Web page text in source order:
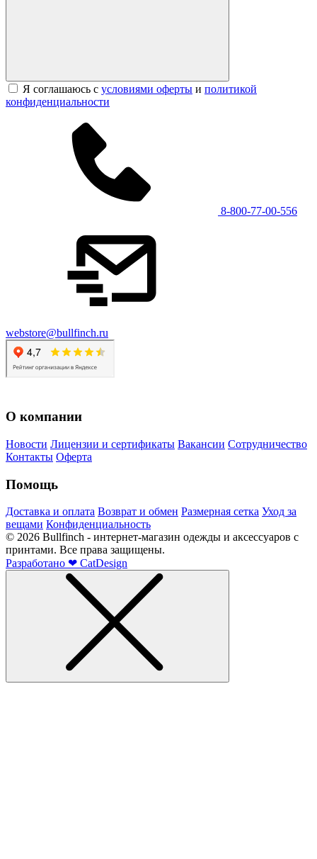
Я соглашаюсь с условиями оферты и политикой
конфиденциальности
8-800-77-00-556
webstore@bullfinch.ru
О компании
Новости Лицензии и сертификаты Вакансии Сотрудничество
Контакты Оферта
Помощь
Доставка и оплата Возврат и обмен Размерная сетка Уход за
вещами Конфиденциальность
© 2026 Bullfinch - интернет-магазин одежды и аксессуаров с
принтами. Все права защищены.
Разработано ❤ CatDesign